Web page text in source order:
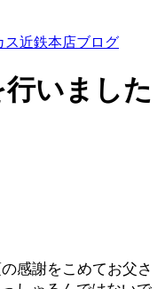
ス近鉄本店ブログ
いました
感謝をこめてお父さ